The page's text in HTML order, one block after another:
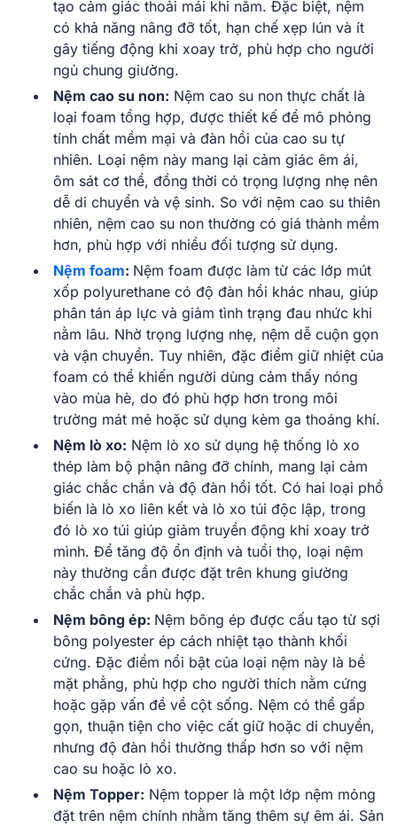
tạo cảm giác thoải mái khi nằm. Đặc biệt, nệm
có khả năng nâng đỡ tốt, hạn chế xẹp lún và ít
gây tiếng động khi xoay trở, phù hợp cho người
ngủ chung giường.
Nệm cao su non: Nệm cao su non thực chất là
loại foam tổng hợp, được thiết kế để mô phỏng
tính chất mềm mại và đàn hồi của cao su tự
nhiên. Loại nệm này mang lại cảm giác êm ái,
ôm sát cơ thể, đồng thời có trọng lượng nhẹ nên
dễ di chuyển và vệ sinh. So với nệm cao su thiên
nhiên, nệm cao su non thường có giá thành mềm
hơn, phù hợp với nhiều đối tượng sử dụng.
Nệm foam: Nệm foam được làm từ các lớp mút
xốp polyurethane có độ đàn hồi khác nhau, giúp
phân tán áp lực và giảm tình trạng đau nhức khi
nằm lâu. Nhờ trọng lượng nhẹ, nệm dễ cuộn gọn
và vận chuyển. Tuy nhiên, đặc điểm giữ nhiệt của
foam có thể khiến người dùng cảm thấy nóng
vào mùa hè, do đó phù hợp hơn trong môi
trường mát mẻ hoặc sử dụng kèm ga thoáng khí.
Nệm lò xo: Nệm lò xo sử dụng hệ thống lò xo
thép làm bộ phận nâng đỡ chính, mang lại cảm
giác chắc chắn và độ đàn hồi tốt. Có hai loại phổ
biến là lò xo liên kết và lò xo túi độc lập, trong
đó lò xo túi giúp giảm truyền động khi xoay trở
mình. Để tăng độ ổn định và tuổi thọ, loại nệm
này thường cần được đặt trên khung giường
chắc chắn và phù hợp.
Nệm bông ép: Nệm bông ép được cấu tạo từ sợi
bông polyester ép cách nhiệt tạo thành khối
cứng. Đặc điểm nổi bật của loại nệm này là bề
mặt phẳng, phù hợp cho người thích nằm cứng
hoặc gặp vấn đề về cột sống. Nệm có thể gấp
gọn, thuận tiện cho việc cất giữ hoặc di chuyển,
nhưng độ đàn hồi thường thấp hơn so với nệm
cao su hoặc lò xo.
Nệm Topper: Nệm topper là một lớp nệm mỏng
đặt trên nệm chính nhằm tăng thêm sự êm ái. Sản